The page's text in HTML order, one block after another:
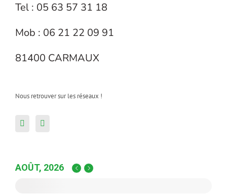
Tel : 05 63 57 31 18
Mob : 06 21 22 09 91
81400 CARMAUX
Nous retrouver sur les réseaux !
AOÛT, 2026